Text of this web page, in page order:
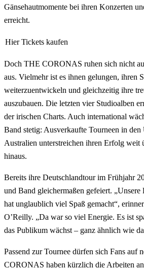
Gänsehautmomente bei ihren Konzerten
erreicht.
Hier Tickets kaufen
Doch THE CORONAS ruhen sich nicht
aus. Vielmehr ist es ihnen gelungen, ihren
weiterzuentwickeln und gleichzeitig ihre
auszubauen. Die letzten vier Studioalben
der irischen Charts. Auch international
Band stetig: Ausverkaufte Tourneen in
Australien unterstreichen ihren Erfolg weit
hinaus.
Bereits ihre Deutschlandtour im Frühjahr
und Band gleichermaßen gefeiert.
Unsere
hat unglaublich viel Spaß gemacht ,
O’Reilly.
Da war so viel Energie. Es ist
das Publikum wächst – ganz ähnlich wie
Passend zur Tournee dürfen sich Fans auf
CORONAS haben kürzlich die Arbeiten